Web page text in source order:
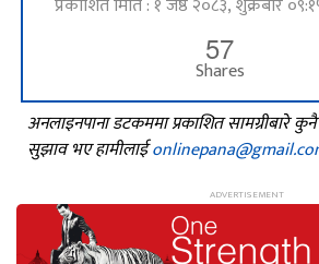
प्रकाशित मिति : १ जेष्ठ २०८३, शुक्रबार
57
Shares
अनलाइनपाना डटकममा प्रकाशित सामग्रीबारे
सुझाव भए हामीलाई